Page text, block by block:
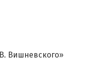
Вишневского»